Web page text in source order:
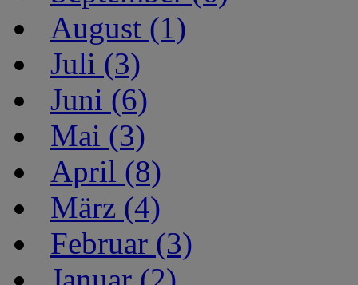
August (1)
Juli (3)
Juni (6)
Mai (3)
April (8)
März (4)
Februar (3)